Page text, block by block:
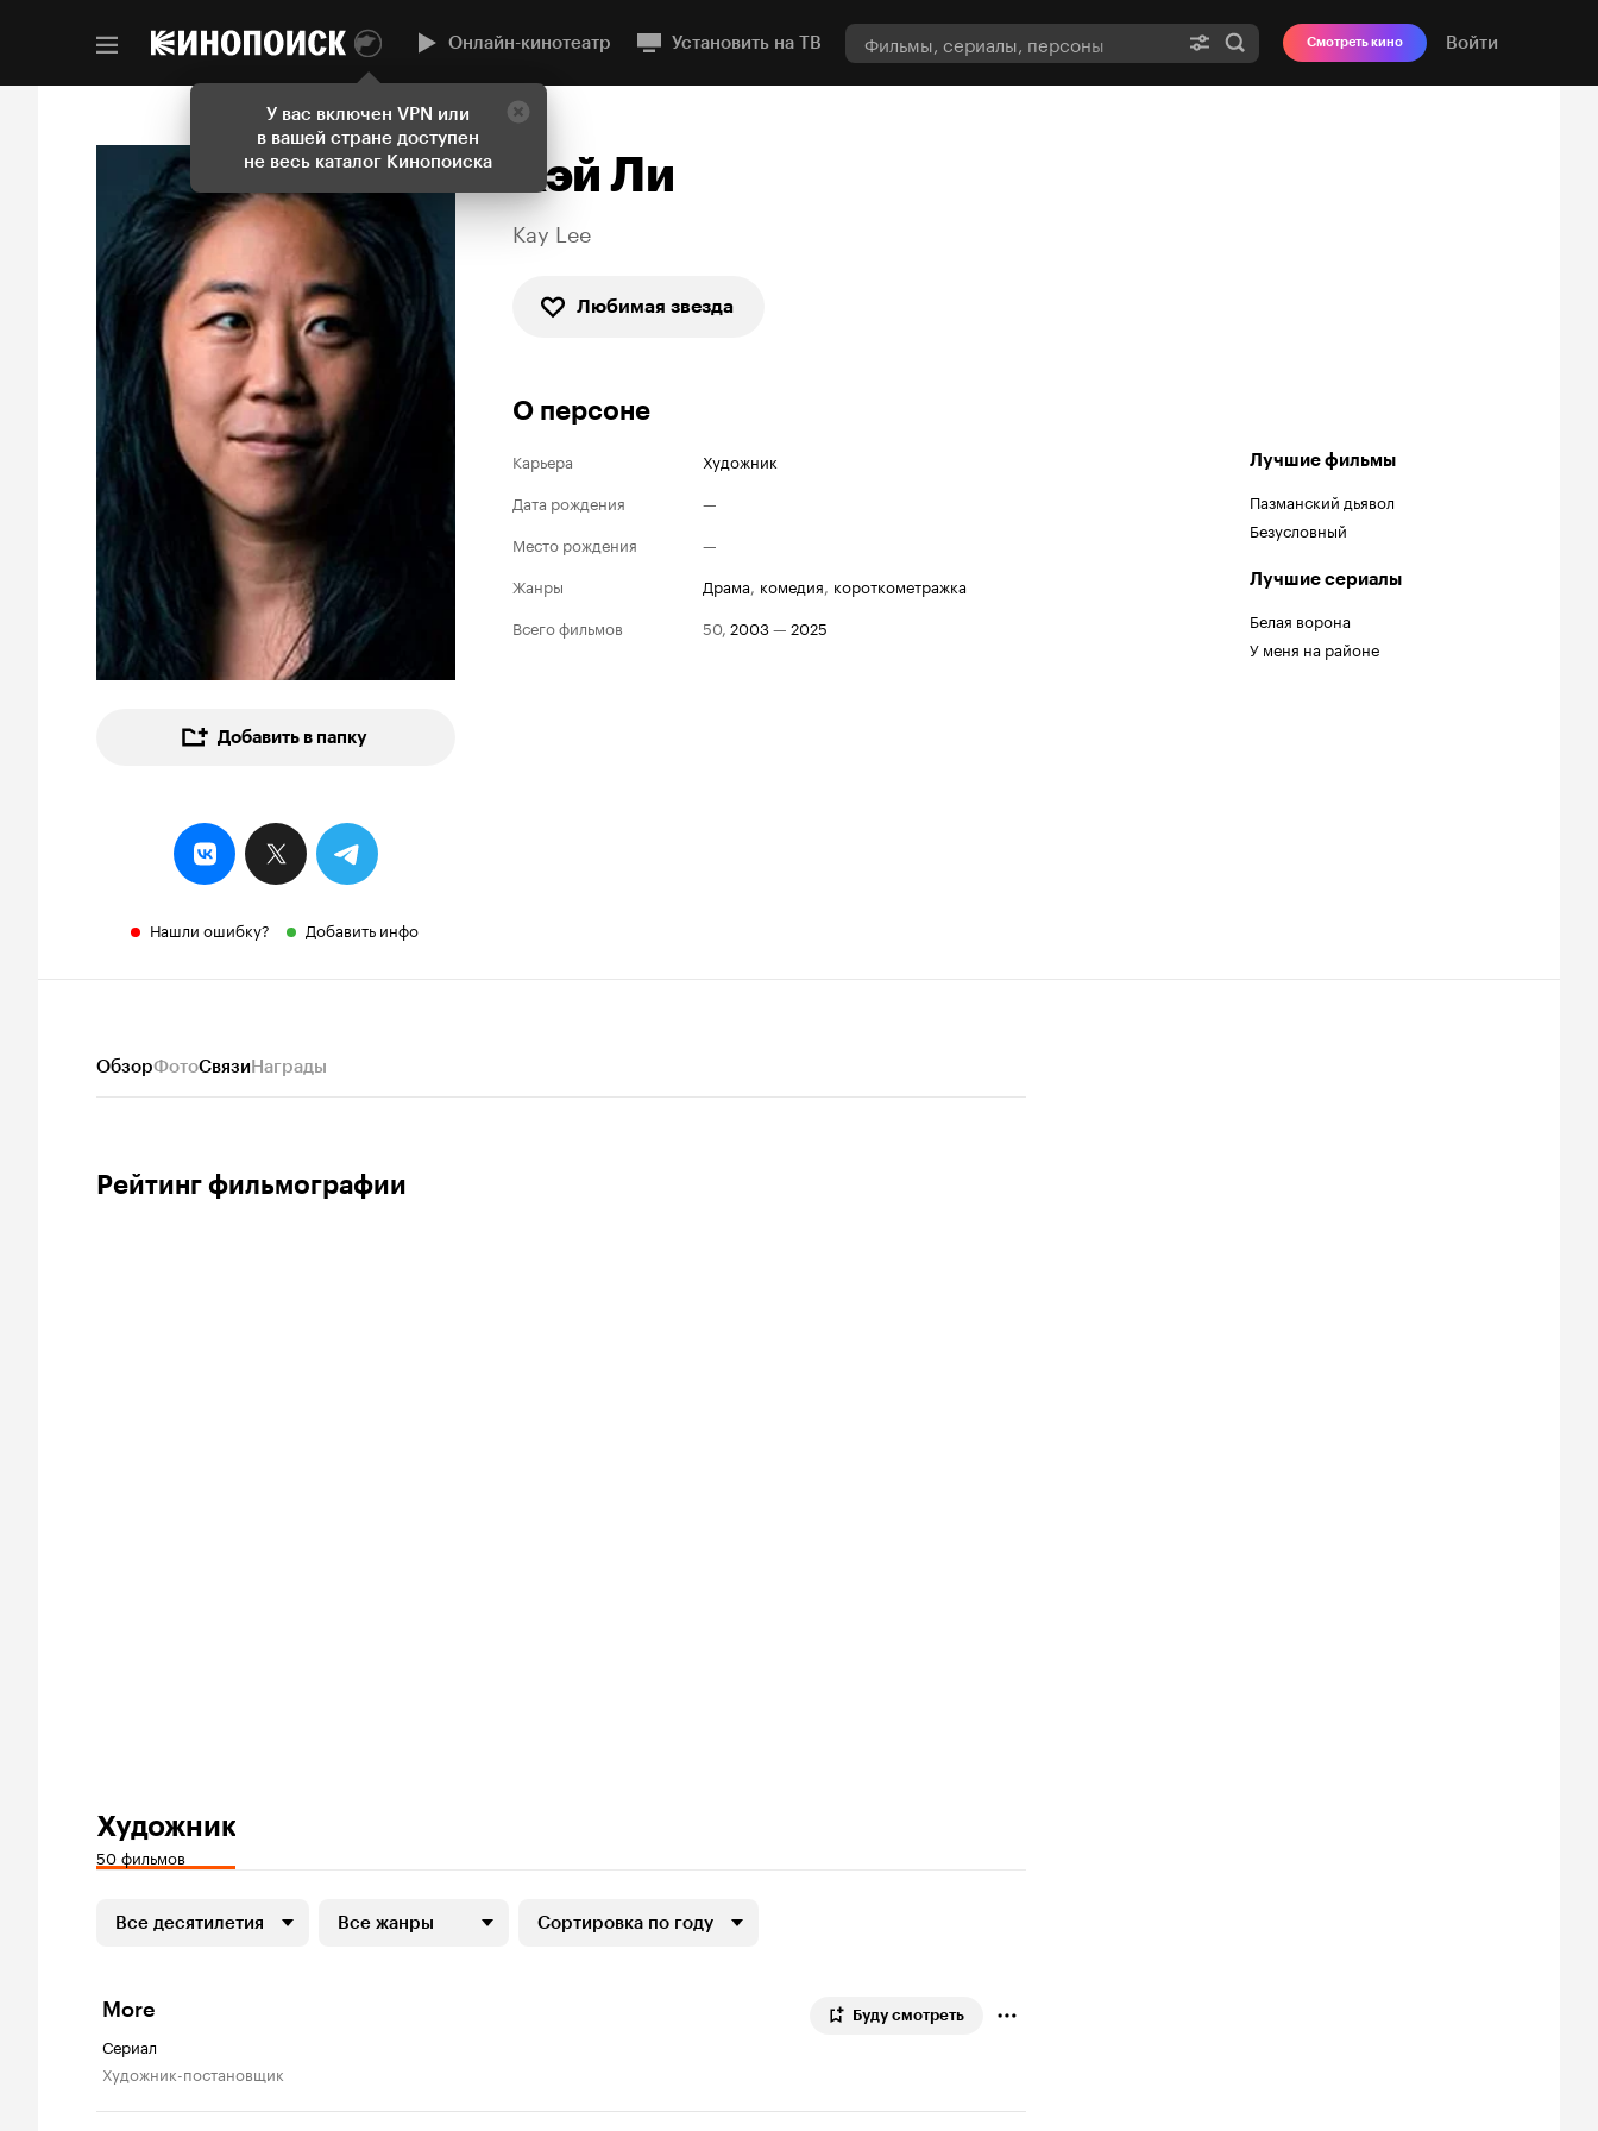
У вас включен VPN или
в вашей стране доступен
не весь каталог Кинопоиска
Онлайн-кинотеатр Установить на ТВ Смотреть кино Войти
Добавить в папку
Нашли ошибку? Добавить инфо
Кэй Ли
Kay Lee
Любимая звезда
О персоне
Карьера
Художник
Дата рождения
—
Место рождения
—
Жанры
драма, комедия, короткометражка
Всего фильмов
50, 2003— 2025
Лучшие фильмы
Пазманский дьявол
Безусловный
Лучшие сериалы
Белая ворона
У меня на районе
ОбзорФотоСвязиНаграды
Рейтинг фильмографии
Художник
50 фильмов
Все десятилетия Все жанры Сортировка по году
More
Сериал
Художник-постановщик
Буду смотреть